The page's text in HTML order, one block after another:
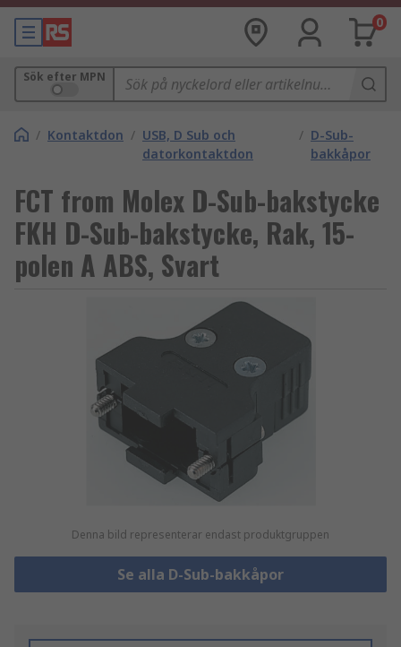
0
Sök efter MPN
/ Kontaktdon / USB, D Sub och
datorkontaktdon
/ D-Sub-
bakkåpor
FCT from Molex D-Sub-bakstycke
FKH D-Sub-bakstycke, Rak, 15-
polen A ABS, Svart
Denna bild representerar endast produktgruppen
Se alla D-Sub-bakkåpor